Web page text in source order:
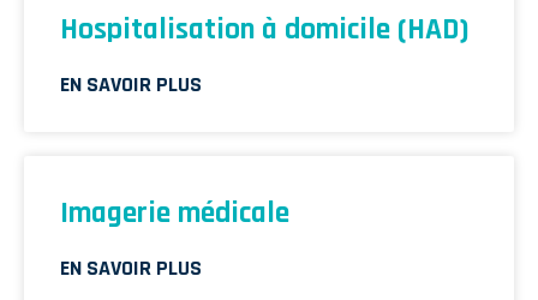
Hospitalisation à domicile (HAD)
EN SAVOIR PLUS
Imagerie médicale
EN SAVOIR PLUS